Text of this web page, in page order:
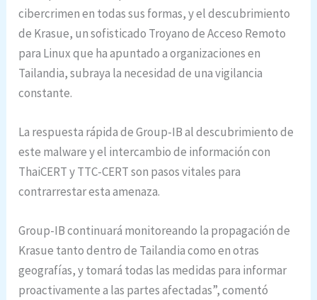
cibercrimen en todas sus formas, y el descubrimiento
de Krasue, un sofisticado Troyano de Acceso Remoto
para Linux que ha apuntado a organizaciones en
Tailandia, subraya la necesidad de una vigilancia
constante.
La respuesta rápida de Group-IB al descubrimiento de
este malware y el intercambio de información con
ThaiCERT y TTC-CERT son pasos vitales para
contrarrestar esta amenaza.
Group-IB continuará monitoreando la propagación de
Krasue tanto dentro de Tailandia como en otras
geografías, y tomará todas las medidas para informar
proactivamente a las partes afectadas”, comentó